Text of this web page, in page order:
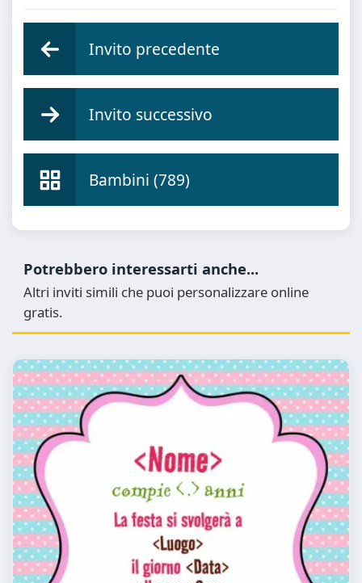
Invito precedente
Invito successivo
Bambini (789)
Potrebbero interessarti anche...
Altri inviti simili che puoi personalizzare online
gratis.